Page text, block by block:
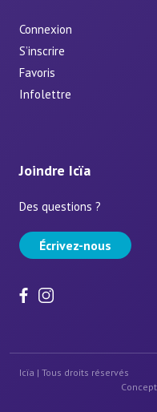
Connexion
S’inscrire
Favoris
Infolettre
Joindre Icïa
Des questions ?
Écrivez-nous
Icïa | Tous droits réservés